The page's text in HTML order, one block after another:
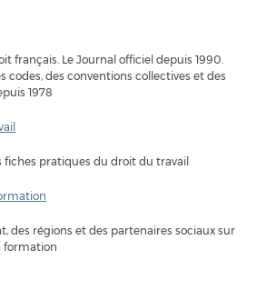
français. Le Journal officiel depuis 1990.
codes, des conventions collectives et des
1978
fiches pratiques du droit du travail
des régions et des partenaires sociaux sur
formation